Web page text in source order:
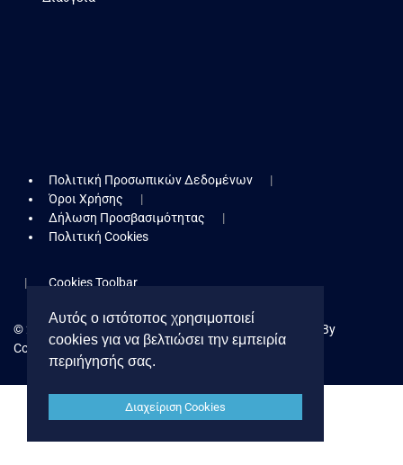
Πολιτική Προσωπικών Δεδομένων
Όροι Χρήσης
Δήλωση Προσβασιμότητας
Πολιτική Cookies
Cookies Toolbar
© 2026 Δήμος Κερατσινίου - Δραπετσώνας. Powered By
Collectives S.A.
Αυτός ο ιστότοπος χρησιμοποιεί
cookies για να βελτιώσει την εμπειρία
περιήγησής σας.
Διαχείριση Cookies